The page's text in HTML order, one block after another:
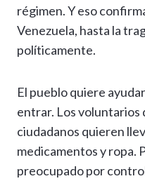
régimen. Y eso
Venezuela, hasta la
políticamente.
El pueblo quiere
entrar. Los voluntarios
ciudadanos quieren
medicamentos y ropa.
preocupado por